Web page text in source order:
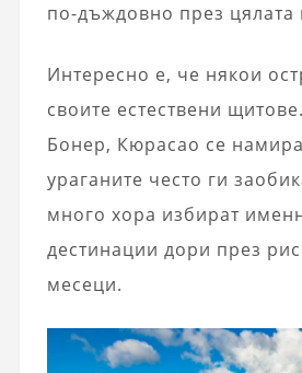
по-дъждовно през цялата
Интересно е, че някои
своите естествени
Бонер, Кюрасао се
ураганите често ги
много хора избират
дестинации дори през
месеци.